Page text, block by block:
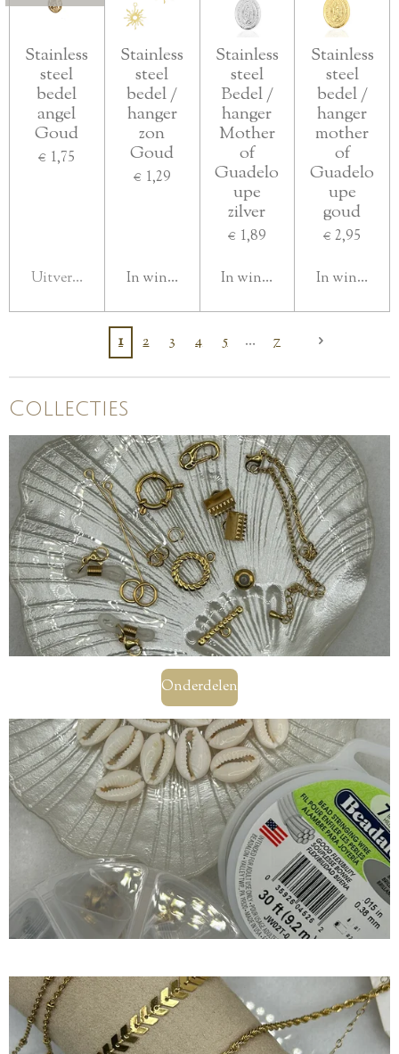
Stainless
steel
bedel
angel
Goud
€ 1,75
Uitverkocht
Stainless
steel
bedel /
hanger
zon
Goud
€ 1,29
In winkelwagen
Stainless
steel
Bedel /
hanger
Mother
of
Guadelo
upe
zilver
€ 1,89
In winkelwagen
Stainless
steel
bedel /
hanger
mother
of
Guadelo
upe
goud
€ 2,95
In
1 2 3 4 5 7
Collecties
Onderdelen